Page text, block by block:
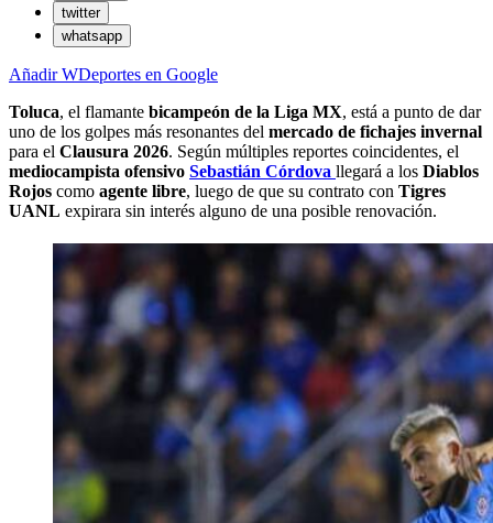
twitter
whatsapp
Añadir WDeportes en Google
Toluca, el flamante bicampeón de la Liga MX, está a punto de dar
uno de los golpes más resonantes del mercado de fichajes invernal
para el Clausura 2026. Según múltiples reportes coincidentes, el
mediocampista ofensivo Sebastián Córdova llegará a los Diablos
Rojos como agente libre, luego de que su contrato con Tigres
UANL expirara sin interés alguno de una posible renovación.